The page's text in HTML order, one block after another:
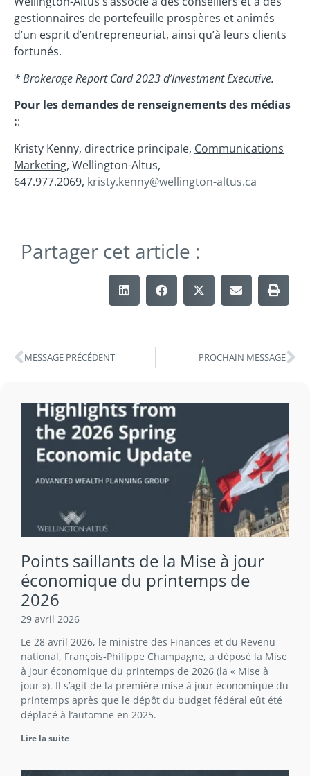
gestionnaires de portefeuille prospères et animés
d’un esprit d’entrepreneuriat, ainsi qu’à leurs clients
fortunés.
* Brokerage Report Card 2023 d’Investment Executive.
Pour les demandes de renseignements des médias
::
Kristy Kenny, directrice principale, Communications
Marketing, Wellington-Altus,
647.977.2069, kristy.kenny@wellington-altus.ca
Partager cet article :
MESSAGE PRÉCÉDENT PROCHAIN MESSAGE
Points saillants de la Mise à jour
économique du printemps de
2026
29 avril 2026
Le 28 avril 2026, le ministre des Finances et du Revenu
national, François‑Philippe Champagne, a déposé la Mise
à jour économique du printemps de 2026 (la « Mise à
jour »). Il s’agit de la première mise à jour économique du
printemps après que le dépôt du budget fédéral eût été
déplacé à l’automne en 2025.
Lire la suite